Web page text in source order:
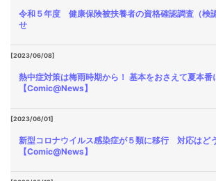
令和５年度 健康保険被扶養者の資格確認調査（検
せ
[2023/06/08]
熱中症対策は梅雨時期から！ 基本をおさえて夏本番
【Comic@News】
[2023/06/01]
新型コロナウイルス感染症が５類に移行 対応はど
【Comic@News】